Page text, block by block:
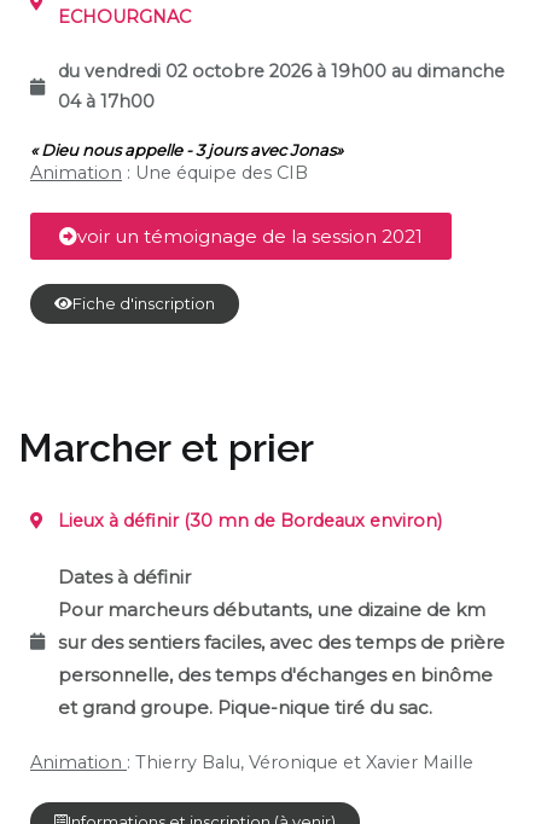
ECHOURGNAC
du vendredi 02 octobre 2026 à 19h00 au dimanche
04 à 17h00
« Dieu nous appelle - 3 jours avec Jonas»
Animation : Une équipe des CIB
voir un témoignage de la session 2021
Fiche d'inscription
Marcher et prier
Lieux à définir (30 mn de Bordeaux environ)
Dates à définir
Pour marcheurs débutants, une dizaine de km
sur des sentiers faciles, avec des temps de prière
personnelle, des temps d'échanges en binôme
et grand groupe. Pique-nique tiré du sac.
Animation : Thierry Balu, Véronique et Xavier Maille